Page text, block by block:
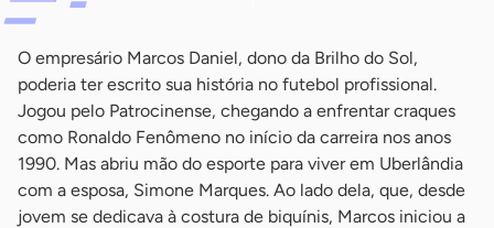
O empresário Marcos Daniel, dono da Brilho do Sol,
poderia ter escrito sua história no futebol profissional.
Jogou pelo Patrocinense, chegando a enfrentar craques
como Ronaldo Fenômeno no início da carreira nos anos
1990. Mas abriu mão do esporte para viver em Uberlândia
com a esposa, Simone Marques. Ao lado dela, que, desde
jovem se dedicava à costura de biquínis, Marcos iniciou a